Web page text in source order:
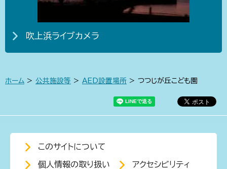
吹上浜ライブカメラ
ホーム > 公共施設等 > AED設置場所 > つつじが丘こども園
このサイトについて
個人情報の取り扱い アクセシビリティ